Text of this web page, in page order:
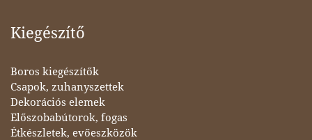
Kiegészítő
Boros kiegészítők
Csapok, zuhanyszettek
Dekorációs elemek
Előszobabútorok, fogas
Étkészletek, evőeszközök